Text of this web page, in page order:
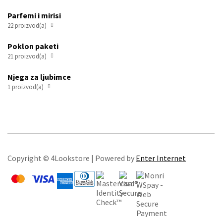
Parfemi i mirisi
22 proizvod(a) 
Poklon paketi
21 proizvod(a) 
Njega za ljubimce
1 proizvod(a) 
Copyright © 4Lookstore | Powered by Enter Internet